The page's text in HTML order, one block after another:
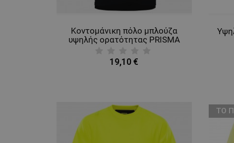
Κοντομάνικη πόλο μπλούζα
υψηλής ορατότητας PRISMA
19,10 €
ТΟ